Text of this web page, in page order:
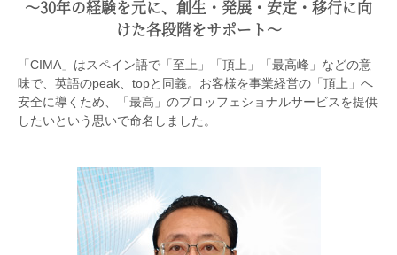
〜30年の経験を元に、創生・発展・安定・移行に向
けた各段階をサポート〜
「CIMA」はスペイン語で「至上」「頂上」「最高峰」などの意
味で、英語のpeak、topと同義。お客様を事業経営の「頂上」へ
安全に導くため、「最高」のプロッフェショナルサービスを提供
したいという思いで命名しました。